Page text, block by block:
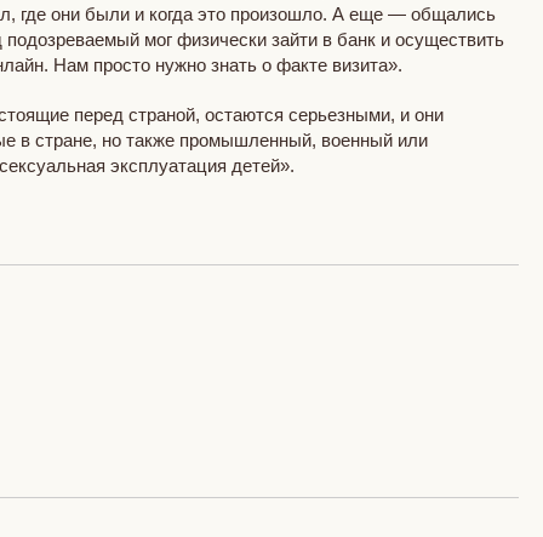
где они были и когда это произошло. А еще — общались
мог физически зайти в банк и осуществить
Нам просто нужно знать о факте визита».
перед страной, остаются серьезными, и они
в стране, но также промышленный, военный или
эксплуатация детей».